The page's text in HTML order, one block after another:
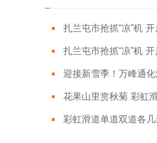
扎兰屯市抢抓“凉”机
扎兰屯市抢抓“凉”机
迎接新雪季！万峰通
花果山里赏秋菊 彩虹
彩虹滑道单道双道各